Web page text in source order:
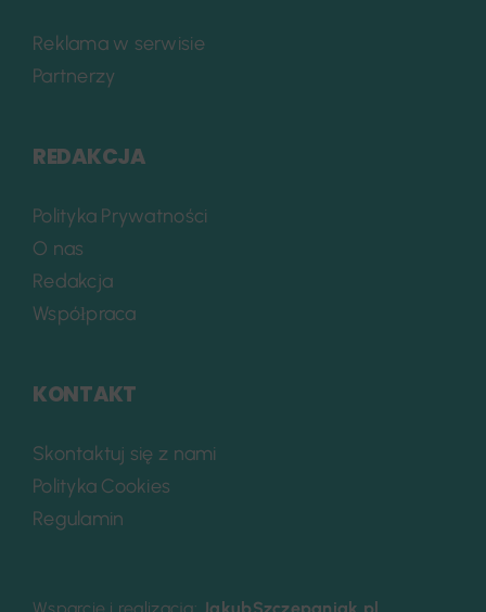
Reklama w serwisie
Partnerzy
REDAKCJA
Polityka Prywatności
O nas
Redakcja
Współpraca
KONTAKT
Skontaktuj się z nami
Polityka Cookies
Regulamin